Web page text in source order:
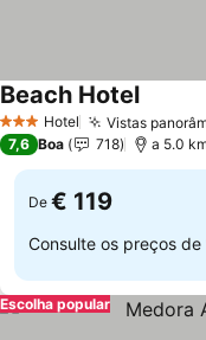
3 EstrelasHotel Vistas
Beach Hotel
7,6 Boa 718 a 5.0
De € 119
Consulte os preços de
Escolha popular